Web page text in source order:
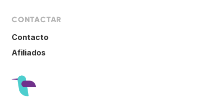
CONTACTAR
Contacto
Afiliados